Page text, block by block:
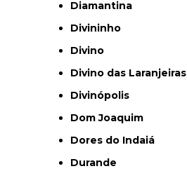
Diamantina
Divininho
Divino
Divino das Laranjeiras
Divinópolis
Dom Joaquim
Dores do Indaiá
Durande